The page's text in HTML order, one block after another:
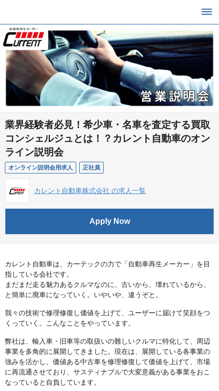
業界経験者必見！希少車・名車を査定する買取
コンシェルジュとは！？カレント自動車のオン
ライン説明会
オンライン説明会用求人 正社員
カレント自動車株式会社 の求人一覧
Apply Now
カレント自動車は、カーテックの力で「自動車再生メーカー」を目
指している会社です。
まだまだ走る魅力あるクルマなのに、古いから、壊れているから、
と簡単に廃車になっていく。いやいや、違うぞと。
我々の技術で修理修復し価値を上げて、ユーザーに届けて笑顔をつ
くっていく。こんなことをやっています。
弊社は、輸入車・旧車等の取扱いの難しいクルマに特化して、周辺
事業を多角的に展開してきました。現在は、展開している各事業の
強みを活かし、価値ある中古車を修理修復して価値を上げて、市場
に再流通させており、サスティナブルで大変意義がある事業をおこ
なっていると自負しています。